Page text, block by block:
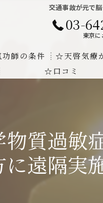
交通事故が元で
03-
東京
師の条件
の上昇でチャクラの覚醒
☆天啓気療
☆口コミ
質過敏
に遠隔実